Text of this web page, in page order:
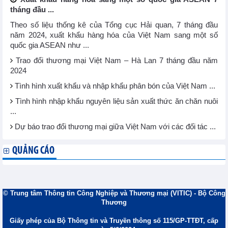
tháng đầu ...
Theo số liệu thống kê của Tổng cục Hải quan, 7 tháng đầu
năm 2024, xuất khẩu hàng hóa của Việt Nam sang một số
quốc gia ASEAN như ...
Trao đổi thương mại Việt Nam – Hà Lan 7 tháng đầu năm
2024
Tình hình xuất khẩu và nhập khẩu phân bón của Việt Nam ...
Tình hình nhập khẩu nguyên liệu sản xuất thức ăn chăn nuôi
...
Dự báo trao đổi thương mại giữa Việt Nam với các đối tác ...
QUẢNG CÁO
© Trung tâm Thông tin Công Nghiệp và Thương mại (VITIC) - Bộ Công
Thương
Giấy phép của Bộ Thông tin và Truyền thông số 115/GP-TTĐT, cấp